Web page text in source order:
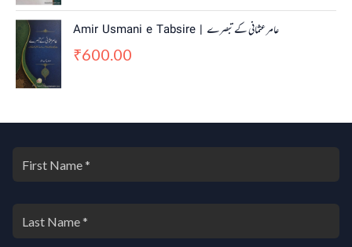
Amir Usmani e Tabsire | عامر عثمانی کے تبصرے
₹600.00